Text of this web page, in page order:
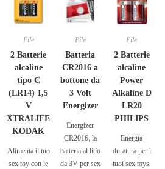
Pile
2 Batterie
alcaline
tipo C
(LR14) 1,5
V
XTRALIFE
KODAK
Alimenta il tuo
sex toy con le
Pile
Batteria
CR2016 a
bottone da
3 Volt
Energizer
Energizer
CR2016, la
batteria al litio
da 3V per sex
Pile
2 Batterie
alcaline
Power
Alkaline D
LR20
PHILIPS
Energia
duratura per i
tuoi sex toys.